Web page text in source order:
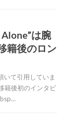
は腕
籍後のロン
いて引用していま
籍後初のインタビ